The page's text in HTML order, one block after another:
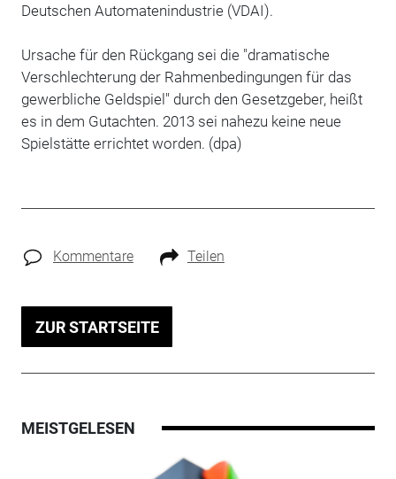
Deutschen Automatenindustrie (VDAI).
Ursache für den Rückgang sei die "dramatische
Verschlechterung der Rahmenbedingungen für das
gewerbliche Geldspiel" durch den Gesetzgeber, heißt
es in dem Gutachten. 2013 sei nahezu keine neue
Spielstätte errichtet worden. (dpa)
Kommentare Teilen
ZUR STARTSEITE
MEISTGELESEN